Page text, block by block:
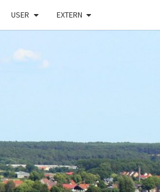
USER EXTERN